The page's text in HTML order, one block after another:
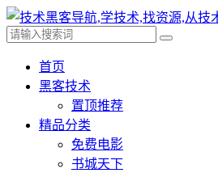
首页
黑客技术
置顶推荐
精品分类
免费电影
书城天下